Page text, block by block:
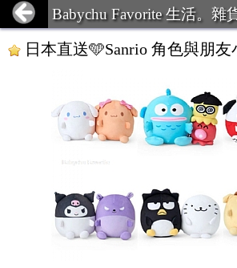
Babychu Favorite 生活。雜
日本直送🩵Sanrio 角色與朋友